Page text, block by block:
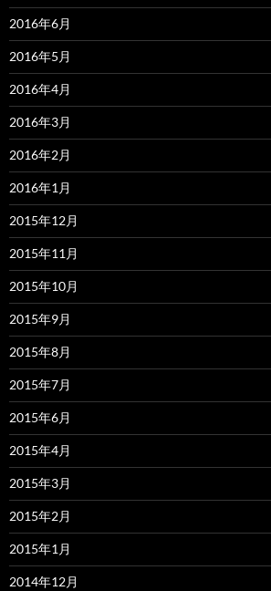
2016年6月
2016年5月
2016年4月
2016年3月
2016年2月
2016年1月
2015年12月
2015年11月
2015年10月
2015年9月
2015年8月
2015年7月
2015年6月
2015年4月
2015年3月
2015年2月
2015年1月
2014年12月